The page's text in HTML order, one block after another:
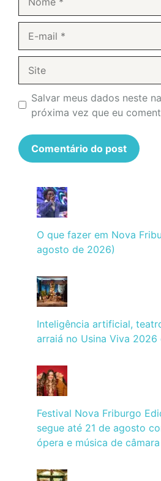
mail
Salvar meus dados neste
próxima vez que eu
O que fazer em Nova
agosto de 2026)
Inteligência artificial,
arraiá no Usina Viva 2026
Festival Nova Friburgo
segue até 21 de agosto
ópera e música de câmara